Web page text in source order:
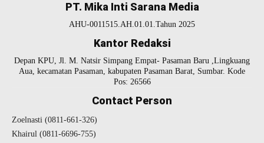
PT. Mika Inti Sarana Media
AHU-0011515.AH.01.01.Tahun 2025
Kantor Redaksi
Depan KPU, Jl. M. Natsir Simpang Empat- Pasaman Baru ,Lingkuang
Aua, kecamatan Pasaman, kabupaten Pasaman Barat, Sumbar. Kode
Pos: 26566
Contact Person
Zoelnasti (0811-661-326)
Khairul (0811-6696-755)